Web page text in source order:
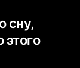
сну,